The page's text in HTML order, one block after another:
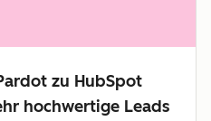
zu HubSpot
hochwertige Leads